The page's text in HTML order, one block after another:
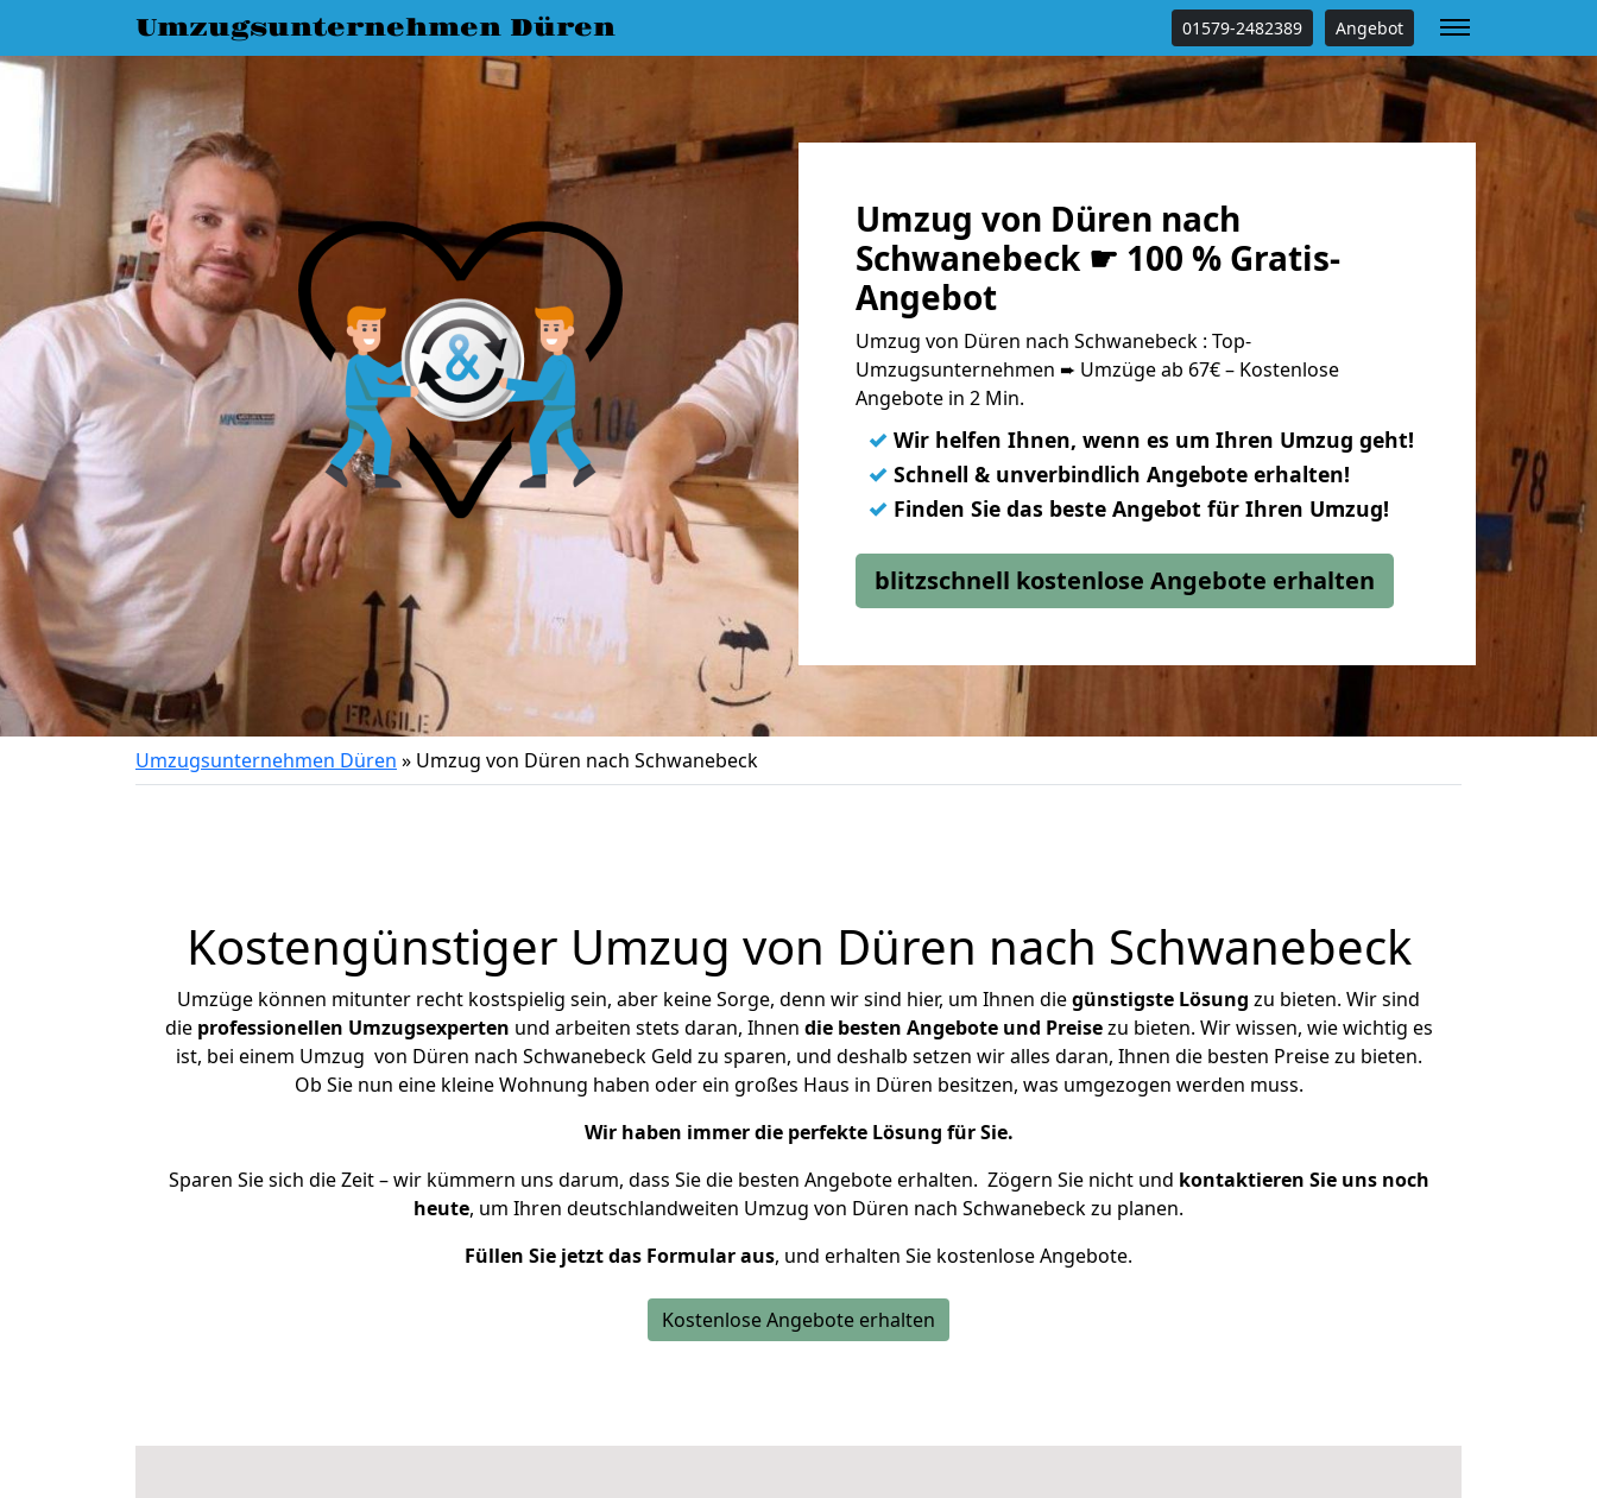
Umzugsunternehmen Düren 01579-2482389 Angebot
Umzug von Düren nach
Schwanebeck ☛ 100 % Gratis-
Angebot
Umzug von Düren nach Schwanebeck : Top-
Umzugsunternehmen ➨ Umzüge ab 67€ – Kostenlose
Angebote in 2 Min.
✓ Wir helfen Ihnen, wenn es um Ihren Umzug geht!
✓ Schnell & unverbindlich Angebote erhalten!
✓ Finden Sie das beste Angebot für Ihren Umzug!
blitzschnell kostenlose Angebote erhalten
Umzugsunternehmen Düren » Umzug von Düren nach Schwanebeck
Kostengünstiger Umzug von Düren nach Schwanebeck
Umzüge können mitunter recht kostspielig sein, aber keine Sorge, denn wir sind hier, um Ihnen diegünstigste Lösung zu bieten. Wir sind
die professionellen Umzugsexperten und arbeiten stets daran, Ihnen die besten Angebote und Preisezu bieten. Wir wissen, wie wichtig es
ist, bei einem Umzug von Düren nach Schwanebeck Geld zu sparen, und deshalb setzen wir alles daran, Ihnen die besten Preise zu bieten.
Ob Sie nun eine kleine Wohnung haben oder ein großes Haus in Düren besitzen, was umgezogen werden muss.
Wir haben immer die perfekte Lösung für Sie.
Sparen Sie sich die Zeit – wir kümmern uns darum, dass Sie die besten Angebote erhalten. Zögern Sie nicht und kontaktieren Sie uns noch
heute, um Ihren deutschlandweiten Umzug von Düren nach Schwanebeck zu planen.
Füllen Sie jetzt das Formular aus, und erhalten Sie kostenlose Angebote.
Kostenlose Angebote erhalten